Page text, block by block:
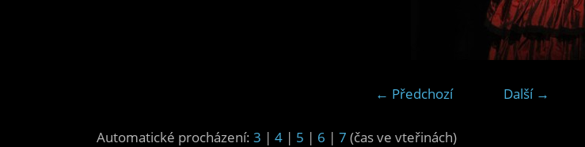
← Předchozí Další →
Automatické procházení: 3 | 4 | 5 | 6 | 7 (čas ve vteřinách)